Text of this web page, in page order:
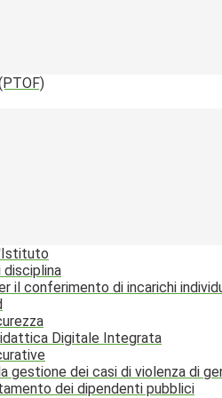
disciplina
il conferimento di incarichi
Digitale Integrata
gestione dei casi di violenza di
dei dipendenti pubblici